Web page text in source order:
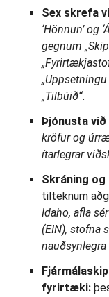
Sex skrefa
‘Hönnun’ og
gegnum
„Tilbúið“.
Þjónusta
kröfur og
ítarlegrar
Skráning
tilteknum
Idaho, afla
(EIN), stofna
fyrirtæki: